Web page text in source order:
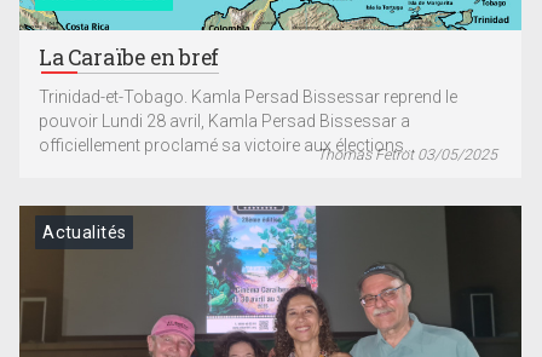
La Caraïbe en bref
Trinidad-et-Tobago. Kamla Persad Bissessar reprend le
pouvoir Lundi 28 avril, Kamla Persad Bissessar a
officiellement proclamé sa victoire aux élections...
Thomas Fetrot 03/05/2025
Actualités